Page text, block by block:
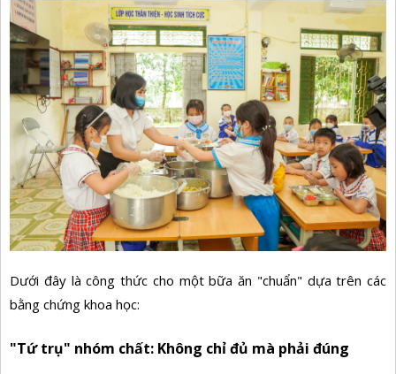
Dưới đây là công thức cho một bữa ăn "chuẩn" dựa trên các
bằng chứng khoa học:
"Tứ trụ" nhóm chất: Không chỉ đủ mà phải đúng